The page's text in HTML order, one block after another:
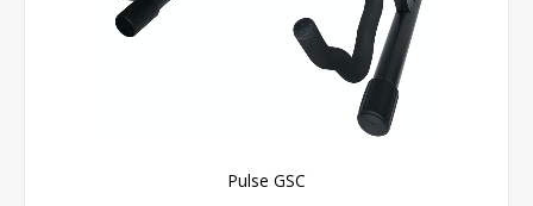
Pulse GSC